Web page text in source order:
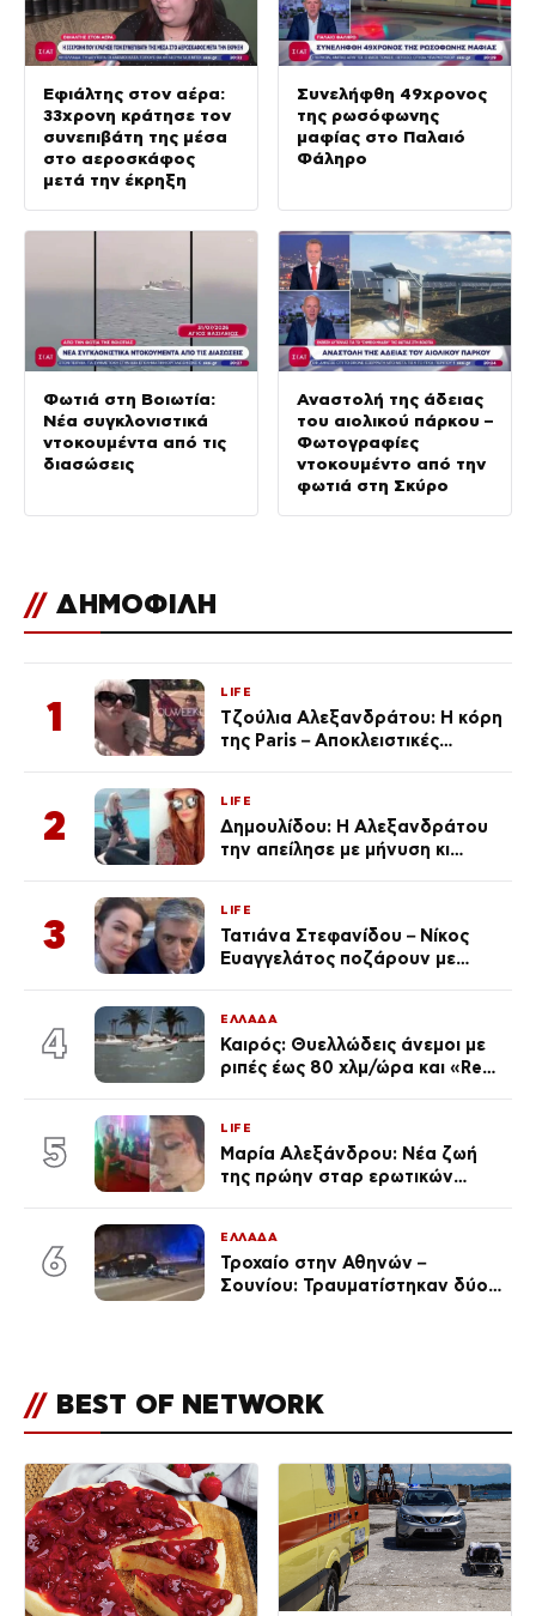
Εφιάλτης στον αέρα:
33χρονη κράτησε τον
συνεπιβάτη της μέσα
στο αεροσκάφος
μετά την έκρηξη
Συνελήφθη 49χρονος
της ρωσόφωνης
μαφίας στο Παλαιό
Φάληρο
Φωτιά στη Βοιωτία:
Νέα συγκλονιστικά
ντοκουμέντα από τις
διασώσεις
Αναστολή της άδειας
του αιολικού πάρκου –
Φωτογραφίες
ντοκουμέντο από την
φωτιά στη Σκύρο
// ΔΗΜΟΦΙΛΗ
1
LIFE
Τζούλια Αλεξανδράτου: Η κόρη
της Paris – Αποκλειστικές
2
LIFE
Δημουλίδου: Η Αλεξανδράτου
την απείλησε με μήνυση κι
ποια είσαι σοκαρίστικα»
3
LIFE
Τατιάνα Στεφανίδου – Νίκος
Ευαγγελάτος ποζάρουν με
4
ΕΛΛΑΔΑ
Καιρός: Θυελλώδεις άνεμοι με
ριπές έως 80 χλμ/ώρα και «Red
5
LIFE
Μαρία Αλεξάνδρου: Νέα ζωή
της πρώην σταρ ερωτικών
(Φωτογραφίες)
6
ΕΛΛΑΔΑ
Τροχαίο στην Αθηνών –
Σουνίου: Τραυματίστηκαν δύο
// BEST OF NETWORK